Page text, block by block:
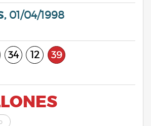
01/04/1998
34 12 39